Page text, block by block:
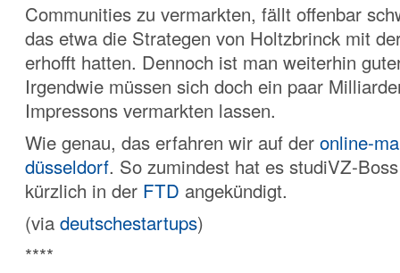
Communities zu vermarkten, fällt offenbar
das etwa die Strategen von Holtzbrinck mit
erhofft hatten. Dennoch ist man weiterhin
Irgendwie müssen sich doch ein paar
Impressons vermarkten lassen.
Wie genau, das erfahren wir auf der online-
düsseldorf. So zumindest hat es studiVZ-
kürzlich in der FTD angekündigt.
(via deutschestartups)
****